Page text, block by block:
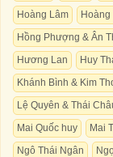
Hoàng Lâm
Hồng Phượng & Ân
Hương Lan
Huy
Khánh Bình & Kim
Lệ Quyên & Thái
Mai Quốc huy
Mai
Ngô Thái Ngân